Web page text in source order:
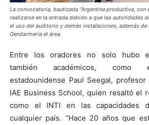
La convocatoria, bautizada “Argentina productiva, con
realizarse en la entrada debido a que las autoridades
el uso del auditorio y demás instalaciones, además de
Gendarmería el área.
Entre los oradores no solo hubo
también académicos, como
estadounidense Paul Seegal,
IAE Business School, quien resaltó el
como el INTI en las capacidades
cualquier país. “Hace 20 años que